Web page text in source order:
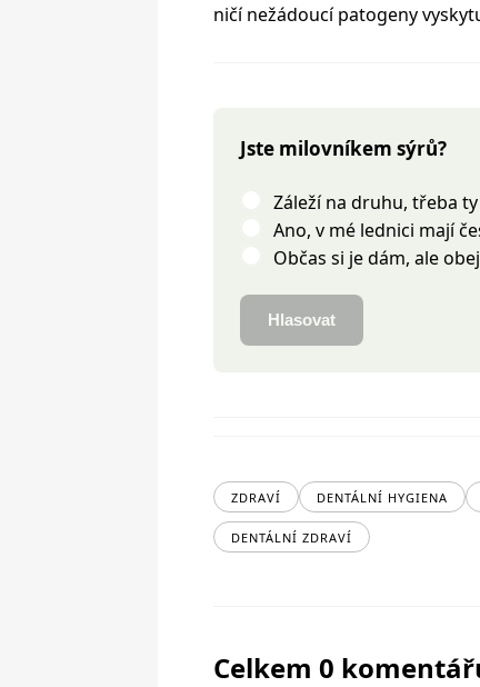
ničí nežádoucí patogeny
Jste milovníkem sýrů?
Záleží na druhu, třeba
Ano, v mé lednici mají
Občas si je dám, ale
Hlasovat
ZDRAVÍ DENTÁLNÍ HYGIENA
DENTÁLNÍ ZDRAVÍ
Celkem 0